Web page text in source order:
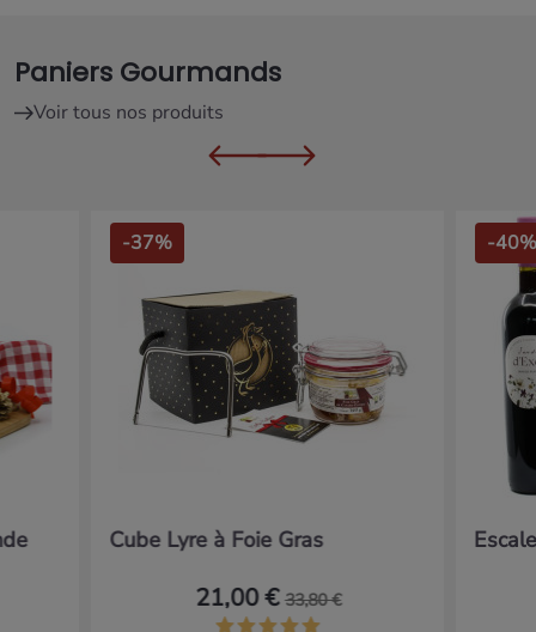
Paniers Gourmands
Voir tous nos produits
Cube Lyre à Foie Gras
21,00 € 33,80 €
-37% -